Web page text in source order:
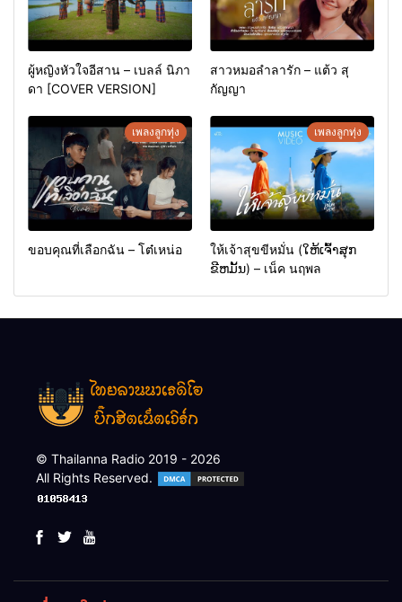
ผู้หญิงหัวใจอีสาน – เบลล์ นิภา
ดา [COVER VERSION]
สาวหมอลำลารัก – แต้ว สุ
กัญญา
เพลงลูกทุ่ง
ขอบคุณที่เลือกฉัน – โต๋เหน่อ
เพลงลูกทุ่ง
ให้เจ้าสุขขีหมั่น (ໃຫ້ເຈົ້າສຸກ
ຂີຫມັ້ນ) – เน็ค นฤพล
© Thailanna Radio 2019 - 2026
All Rights Reserved.